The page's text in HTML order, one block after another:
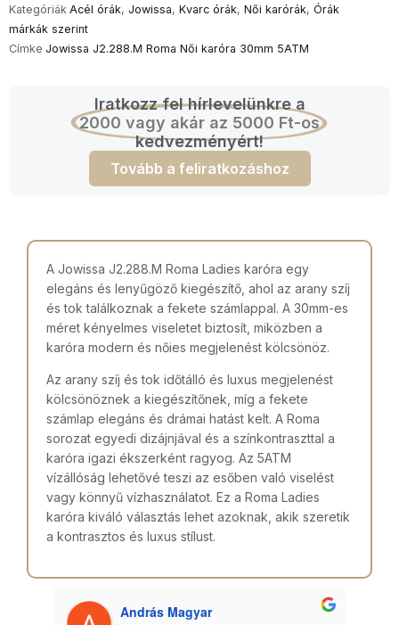
Kategóriák Acél órák, Jowissa, Kvarc órák, Női karórák, Órák
márkák szerint
Címke Jowissa J2.288.M Roma Női karóra 30mm 5ATM
Iratkozz fel hírlevelünkre a
2000 vagy akár az 5000 Ft-os
kedvezményért!
Tovább a feliratkozáshoz
A Jowissa J2.288.M Roma Ladies karóra egy
elegáns és lenyűgöző kiegészítő, ahol az arany szíj
és tok találkoznak a fekete számlappal. A 30mm-es
méret kényelmes viseletet biztosít, miközben a
karóra modern és nőies megjelenést kölcsönöz.
Az arany szíj és tok időtálló és luxus megjelenést
kölcsönöznek a kiegészítőnek, míg a fekete
számlap elegáns és drámai hatást kelt. A Roma
sorozat egyedi dizájnjával és a színkontraszttal a
karóra igazi ékszerként ragyog. Az 5ATM
vízállóság lehetővé teszi az esőben való viselést
vagy könnyű vízhasználatot. Ez a Roma Ladies
karóra kiváló választás lehet azoknak, akik szeretik
a kontrasztos és luxus stílust.
András Magyar